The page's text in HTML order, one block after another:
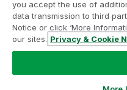
法的契約 製品規約
リーガルポリシー
利用
Do Not Share My Info
Copyright © 1993-2026
you accept the use of
data transmission to third
Notice or click ‘More
our sites. Privacy & Cookie